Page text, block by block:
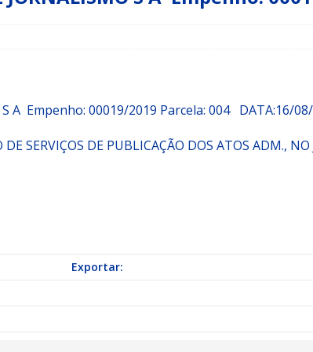
para pavimentação asfáltica em Mapele
A Empenho: 00019/2019 Parcela: 004 DATA:16/
SERVIÇOS DE PUBLICAÇÃO DOS ATOS ADM.,
Exportar: